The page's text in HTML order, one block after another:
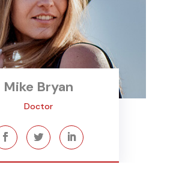
Mike Bryan
Doctor